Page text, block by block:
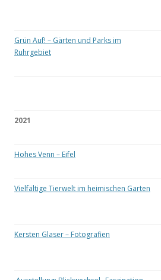
Grün Auf! – Gärten und Parks im
Ruhrgebiet
2021
Hohes Venn – Eifel
Vielfältige Tierwelt im heimischen Garten
Kersten Glaser – Fotografien